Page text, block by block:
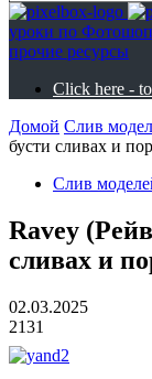
уроки по
прочие ресурсы
Click here -
Домой Слив
бусти сливах и
Слив
Ravey
сливах и
02.03.2025
2131